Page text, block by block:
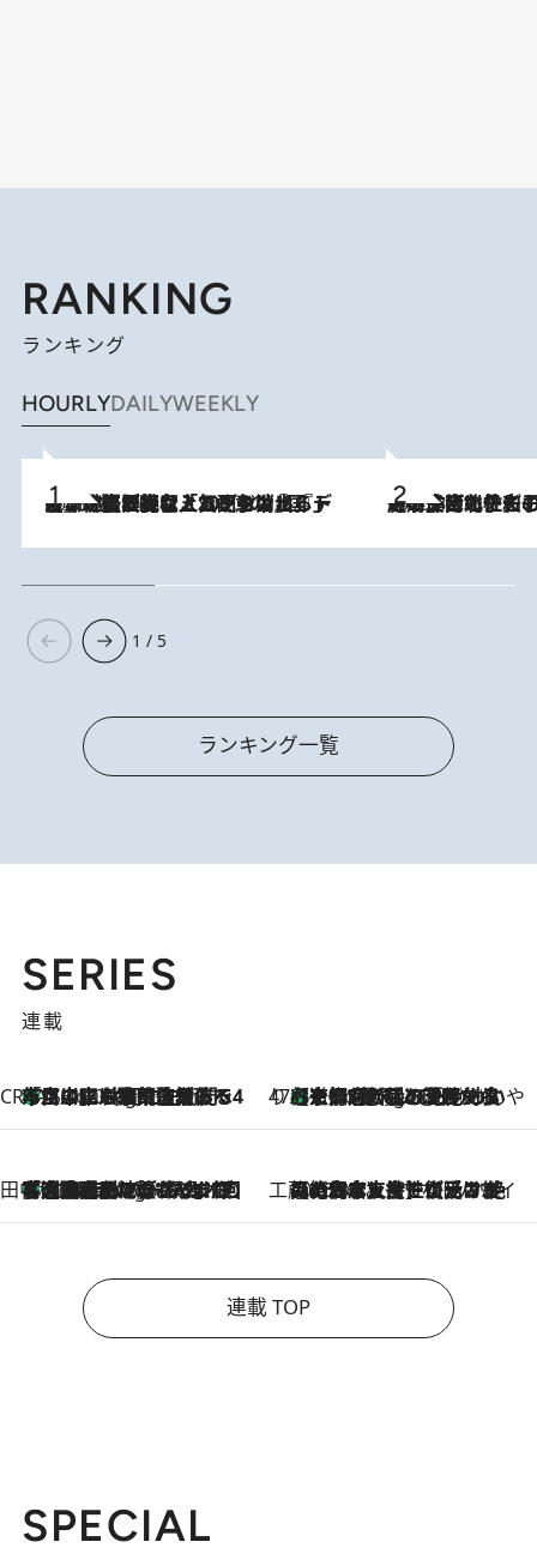
RANKING
ランキング
HOURLYDAILYWEEKLY
2026.8.5
【なぜ吉沢亮は「気配を消せる」のか？】興行収入208億の『国宝』を経て挑むミュージカル『ディア・エヴァン・ハンセン』。トップ俳優が舞台上でさらけ出した“孤独”とは 2026.8.3
《「文士の子ども被害者の会」発足！》阿川佐和子（72）が語る遠藤周作に北杜夫、劇作家・矢代静一の子どもたちの“文豪プライベート事件簿”
1 / 5
ランキング一覧
SERIES
連載
CREA'S CHOICE
1 Hour Ago
「立川にも歌舞伎があるんだよ」 片岡仁左衛門・市川中車ら豪華座組みで4年目の立川立飛歌舞伎へ 47都道府県の手みやげ ひんやりスイーツで夏を満喫
1 Hour Ago
【京都府】この夏絶対食べたい 冷やしておいしいおやつ3選 ひと口目から心を掴む新緑のテリーヌ
田中稲の勝手に再ブーム
6 Hours Ago
「湘南乃風に憧れて」観客大盛上がりの“タオル回し”に、ラッパー顔負けの高速歌唱まで…さだまさし（74）のアグレッシブすぎる現在地 工藤まやのおもてなしハワイ
2026.8.6
【ハワイ土産】ローカルの絶大な支持で復活！ 絶品の幻クッキー《元ファンの日本人女性が受け継いだ名店》
連載 TOP
SPECIAL